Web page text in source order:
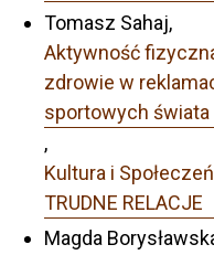
Tomasz Sahaj,
Aktywność
zdrowie w
sportowych świata
,
Kultura i
TRUDNE RELACJE
Magda